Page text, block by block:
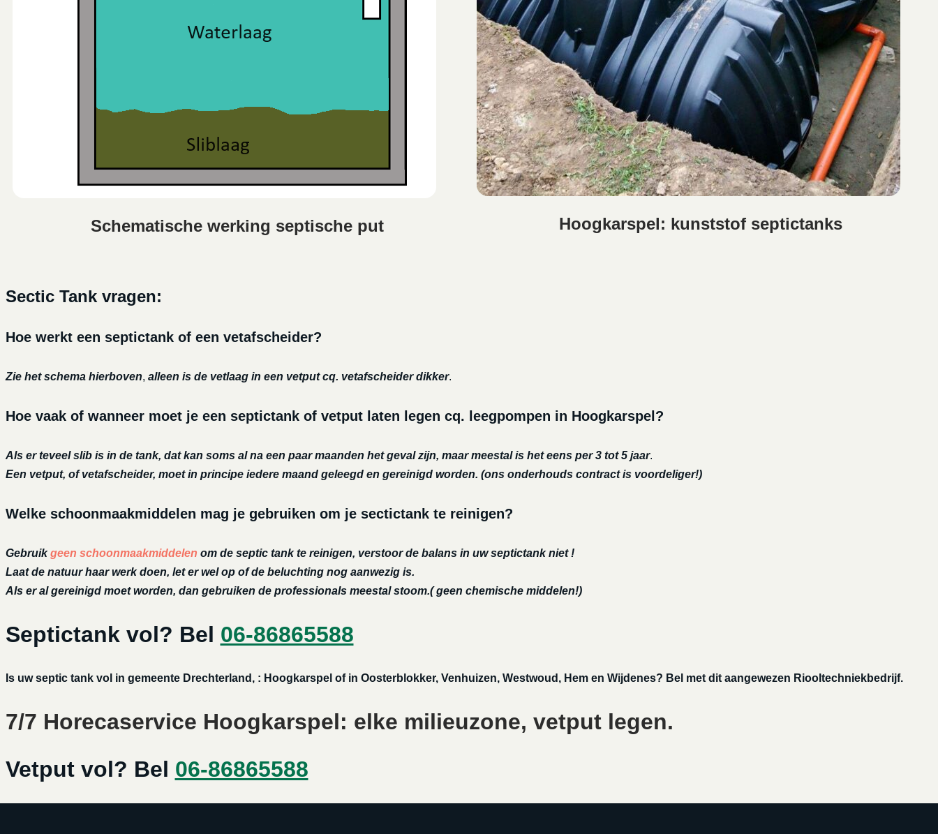
Schematische werking septische put Hoogkarspel: kunststof septictanks
Sectic Tank vragen:
Hoe werkt een septictank of een vetafscheider?
Zie het schema hierboven, alleen is de vetlaag in een vetput cq. vetafscheider dikker.
Hoe vaak of wanneer moet je een septictank of vetput laten legen cq. leegpompen in Hoogkarspel?
Als er teveel slib is in de tank, dat kan soms al na een paar maanden het geval zijn, maar meestal is het eens per 3 tot 5 jaar.
Een vetput, of vetafscheider, moet in principe iedere maand geleegd en gereinigd worden. (ons onderhouds contract is voordeliger!)
Welke schoonmaakmiddelen mag je gebruiken om je sectictank te reinigen?
Gebruikgeen schoonmaakmiddelen om de septic tank te reinigen, verstoor de balans in uw septictank niet !
Laat de natuur haar werk doen, let er wel op of de beluchting nog aanwezig is.
Als er al gereinigd moet worden, dan gebruiken de professionals meestal stoom.( geen chemische middelen!)
Septictank vol? Bel 06-86865588
Is uw septic tank vol in gemeente Drechterland, : Hoogkarspel of in Oosterblokker, Venhuizen, Westwoud, Hem en Wijdenes? Bel met dit aangewezen Riooltechniekbedrijf.
7/7 Horecaservice Hoogkarspel: elke milieuzone, vetput legen.
Vetput vol? Bel 06-86865588